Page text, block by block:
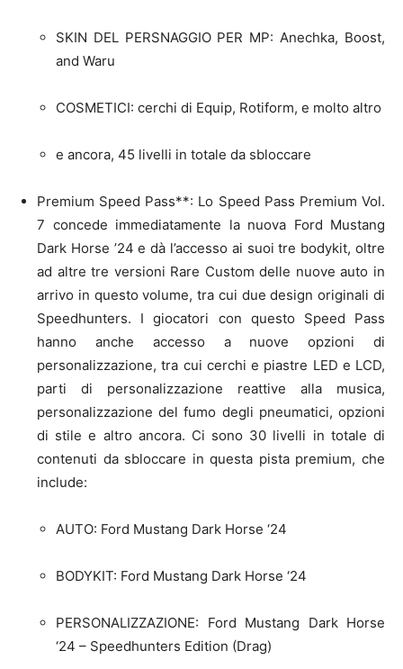
SKIN DEL PERSNAGGIO PER MP: Anechka, Boost,
and Waru
COSMETICI: cerchi di Equip, Rotiform, e molto altro
e ancora, 45 livelli in totale da sbloccare
Premium Speed Pass**: Lo Speed Pass Premium Vol.
7 concede immediatamente la nuova Ford Mustang
Dark Horse ’24 e dà l’accesso ai suoi tre bodykit, oltre
ad altre tre versioni Rare Custom delle nuove auto in
arrivo in questo volume, tra cui due design originali di
Speedhunters. I giocatori con questo Speed Pass
hanno anche accesso a nuove opzioni di
personalizzazione, tra cui cerchi e piastre LED e LCD,
parti di personalizzazione reattive alla musica,
personalizzazione del fumo degli pneumatici, opzioni
di stile e altro ancora. Ci sono 30 livelli in totale di
contenuti da sbloccare in questa pista premium, che
include:
AUTO: Ford Mustang Dark Horse ‘24
BODYKIT: Ford Mustang Dark Horse ‘24
PERSONALIZZAZIONE: Ford Mustang Dark Horse
‘24 – Speedhunters Edition (Drag)